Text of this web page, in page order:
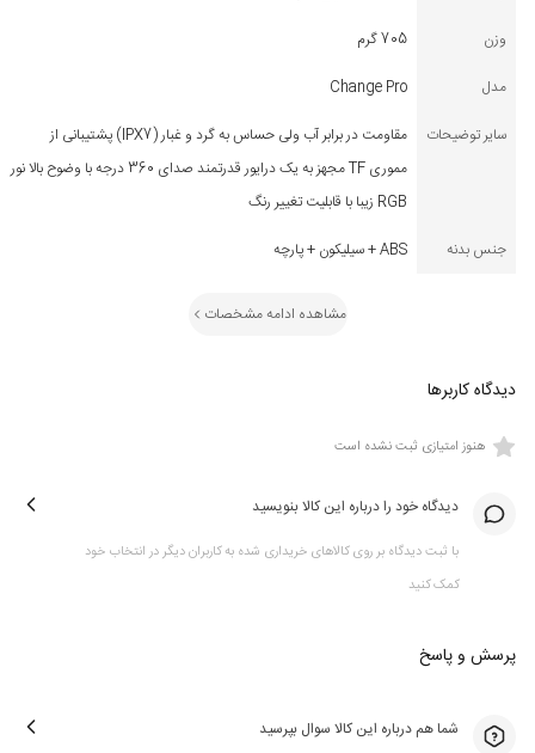
وزن
705 گرم
مدل
Change Pro
سایر توضیحات
مقاومت در برابر آب ولی حساس به گرد و غبار (IPX7) پشتیبانی از
مموری TF مجهز به یک درایور قدرتمند صدای 360 درجه با وضوح بالا نور
RGB زیبا با قابلیت تغییر رنگ
جنس بدنه
ABS + سیلیکون + پارچه
مشاهده ادامه مشخصات
دیدگاه کاربرها
هنوز امتیازی ثبت نشده است
دیدگاه خود را درباره این کالا بنویسید
با ثبت دیدگاه بر روی کالاهای خریداری شده به کاربران دیگر در انتخاب خود
کمک کنید
پرسش و پاسخ
شما هم درباره این کالا سوال بپرسید